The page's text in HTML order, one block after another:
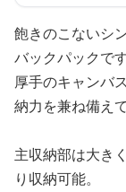
飽きのこないシ
バックパックです
厚手のキャンバ
納力を兼ね備え
主収納部は大き
り収納可能。